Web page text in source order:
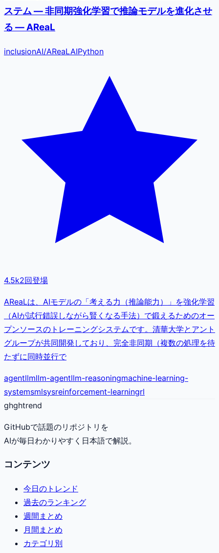
ステム — 非同期強化学習で推論モデルを進化させ
る — AReaL
inclusionAI/AReaLAIPython
4.5k2回登場
AReaLは、AIモデルの「考える力（推論能力）」を強化学習
（AIが試行錯誤しながら賢くなる手法）で鍛えるためのオー
プンソースのトレーニングシステムです。清華大学とアント
グループが共同開発しており、完全非同期（複数の処理を待
たずに同時並行で
agentllmllm-agentllm-reasoningmachine-learning-
systemsmlsysreinforcement-learningrl
ghghtrend
GitHubで話題のリポジトリを
AIが毎日わかりやすく日本語で解説。
コンテンツ
今日のトレンド
過去のランキング
週間まとめ
月間まとめ
カテゴリ別